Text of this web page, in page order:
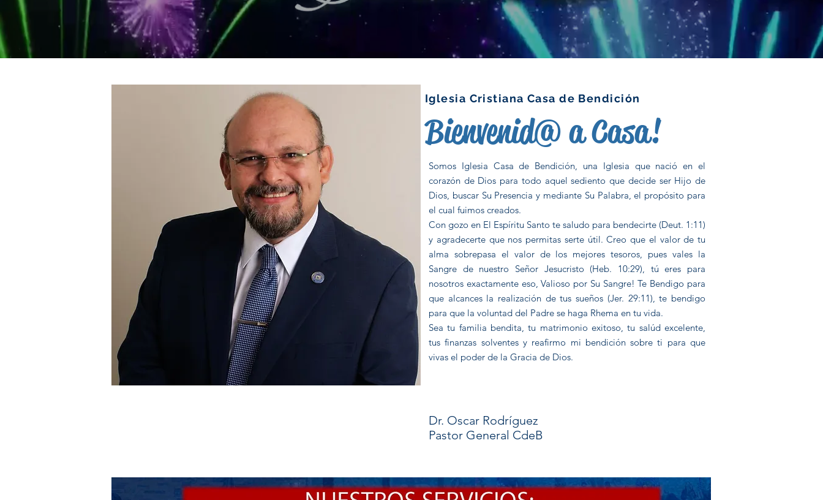
Iglesia Cristiana Casa de Bendición
Bienvenid@ a Casa!
Somos Iglesia Casa de Bendición, una Iglesia que nació en el
corazón de Dios para todo aquel sediento que decide ser Hijo de
Dios, buscar Su Presencia y mediante Su Palabra, el propósito para
el cual fuimos creados.
Con gozo en El Espíritu Santo te saludo para bendecirte (Deut. 1:11)
y agradecerte que nos permitas serte útil. Creo que el valor de tu
alma sobrepasa el valor de los mejores tesoros, pues vales la
Sangre de nuestro Señor Jesucristo (Heb. 10:29), tú eres para
nosotros exactamente eso, Valioso por Su Sangre! Te Bendigo para
que alcances la realización de tus sueños (Jer. 29:11), te bendigo
para que la voluntad del Padre se haga Rhema en tu vida.
Sea tu familia bendita, tu matrimonio exitoso, tu salúd excelente,
tus finanzas solventes y reafirmo mi bendición sobre ti para que
vivas el poder de la Gracia de Dios.
Dr. Oscar Rodríguez
Pastor General CdeB